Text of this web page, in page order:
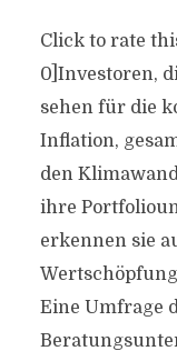
Click to rate
0]Investoren,
sehen für die
Inflation,
den
ihre
erkennen sie
Eine Umfrage